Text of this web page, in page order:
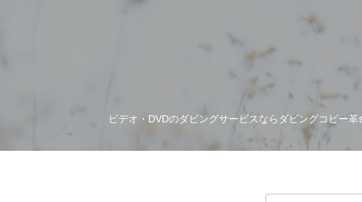
ビデオ・DVDのダビングサービスならダビングコピー革